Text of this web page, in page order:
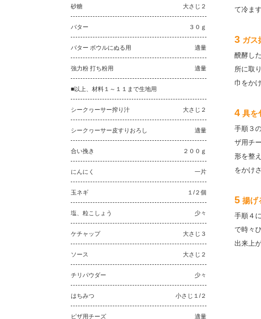
砂糖 大さじ２
バター ３０ｇ
バター ボウルにぬる用 適量
強力粉 打ち粉用 適量
■以上、材料１～１１まで生地用
シークヮーサー搾り汁 大さじ２
シークヮーサー皮すりおろし 適量
合い挽き ２００ｇ
にんにく 一片
玉ネギ １/２個
塩、粒こしょう 少々
ケチャップ 大さじ３
ソース 大さじ２
チリパウダー 少々
はちみつ 小さじ１/２
ピザ用チーズ 適量
て冷ます
3 ガス
醗酵し
所に取
巾をか
4 具を
手順３
ザ用チ
形を整
をかけ
5 揚げ
手順４
で時々
出来上